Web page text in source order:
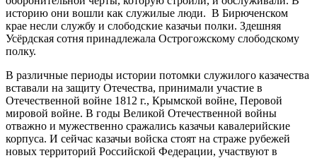
историю они вошли как служилые люди. В Бирюченском
крае несли службу и слободские казачьи полки. Здешняя
Усёрдская сотня принадлежала Острогожскому слободскому
полку.
В различные периоды истории потомки служилого казачества
вставали на защиту Отечества, принимали участие в
Отечественной войне 1812 г., Крымской войне, Перовой
мировой войне. В годы Великой Отечественной войны
отважно и мужественно сражались казачьи кавалерийские
корпуса. И сейчас казачьи войска стоят на страже рубежей
новых территорий Российской Федерации, участвуют в